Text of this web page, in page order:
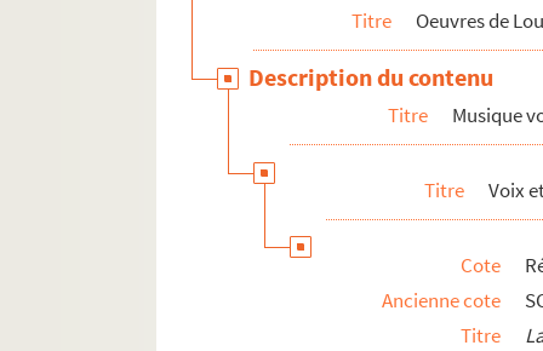
Titre
Oeuvres de
Description du contenu
Titre Musique
Titre Voix
Cote
Ancienne cote
Titre